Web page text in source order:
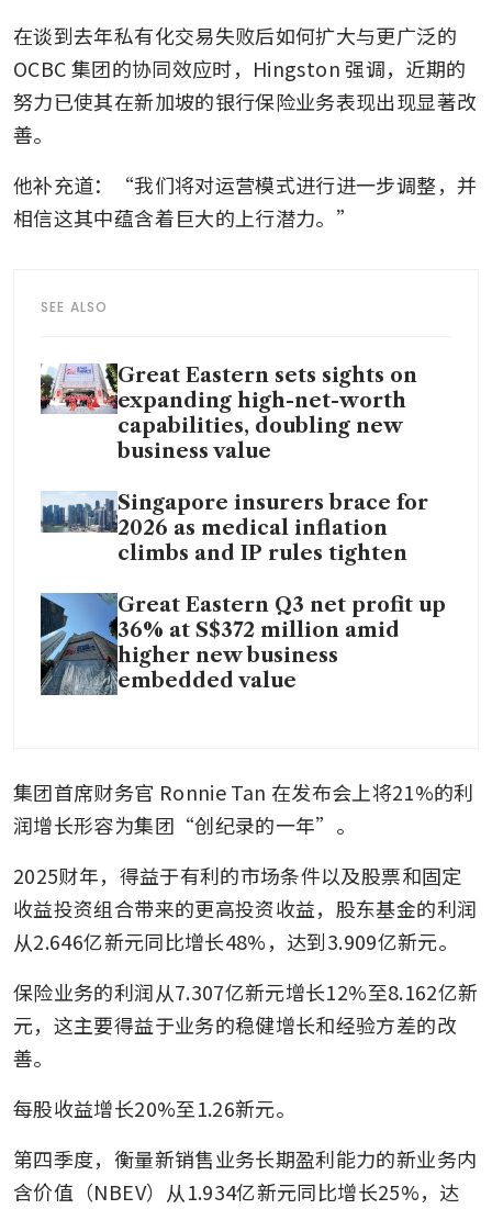
在谈到去年私有化交易失败后如何扩大与更广泛的
OCBC 集团的协同效应时，Hingston 强调，近期的
努力已使其在新加坡的银行保险业务表现出现显著改
善。
他补充道：“我们将对运营模式进行进一步调整，并
相信这其中蕴含着巨大的上行潜力。”
SEE ALSO
Great Eastern sets sights on
expanding high-net-worth
capabilities, doubling new
business value
Singapore insurers brace for
2026 as medical inflation
climbs and IP rules tighten
Great Eastern Q3 net profit up
36% at S$372 million amid
higher new business
embedded value
集团首席财务官 Ronnie Tan 在发布会上将21%的利
润增长形容为集团“创纪录的一年”。
2025财年，得益于有利的市场条件以及股票和固定
收益投资组合带来的更高投资收益，股东基金的利润
从2.646亿新元同比增长48%，达到3.909亿新元。
保险业务的利润从7.307亿新元增长12%至8.162亿新
元，这主要得益于业务的稳健增长和经验方差的改
善。
每股收益增长20%至1.26新元。
第四季度，衡量新销售业务长期盈利能力的新业务内
含价值（NBEV）从1.934亿新元同比增长25%，达